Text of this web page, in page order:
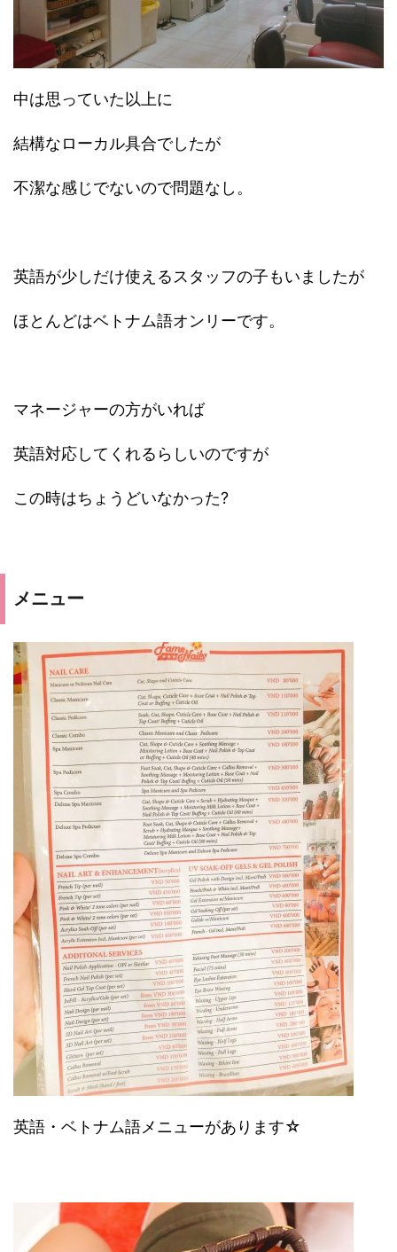
中は思っていた以上に
結構なローカル具合でしたが
不潔な感じでないので問題なし。
英語が少しだけ使えるスタッフの子もいましたが
ほとんどはベトナム語オンリーです。
マネージャーの方がいれば
英語対応してくれるらしいのですが
この時はちょうどいなかった?
メニュー
英語・ベトナム語メニューがあります☆